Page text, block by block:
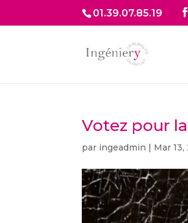
01.39.07.85.19
Votez pour
par ingeadmin | Mar